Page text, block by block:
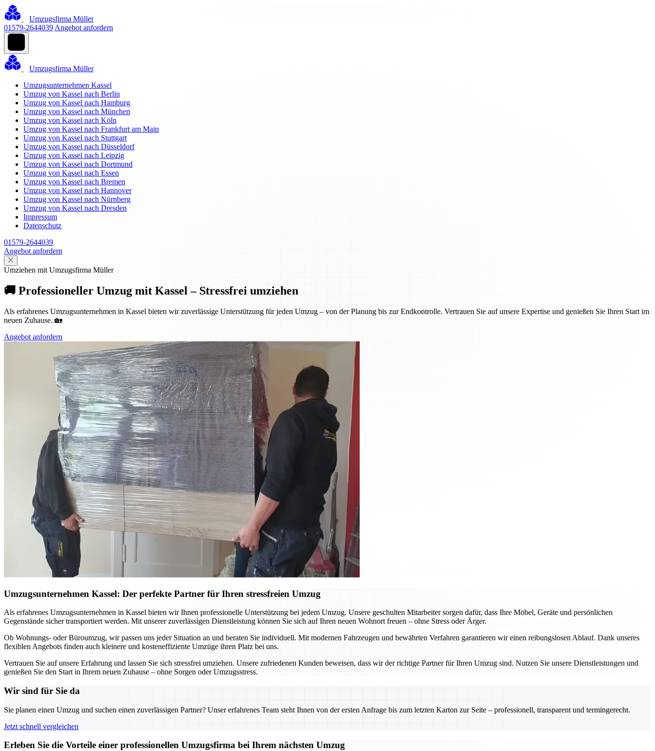
Umzugsfirma Müller
01579-2644039 Angebot anfordern
Umzugsfirma Müller
Umzugsunternehmen Kassel
Umzug von Kassel nach Berlin
Umzug von Kassel nach Hamburg
Umzug von Kassel nach München
Umzug von Kassel nach Köln
Umzug von Kassel nach Frankfurt am Main
Umzug von Kassel nach Stuttgart
Umzug von Kassel nach Düsseldorf
Umzug von Kassel nach Leipzig
Umzug von Kassel nach Dortmund
Umzug von Kassel nach Essen
Umzug von Kassel nach Bremen
Umzug von Kassel nach Hannover
Umzug von Kassel nach Nürnberg
Umzug von Kassel nach Dresden
Impressum
Datenschutz
01579-2644039
Angebot anfordern
Umziehen mit Umzugsfirma Müller
🚚 Professioneller Umzug mit Kassel – Stressfrei umziehen
Als erfahrenes Umzugsunternehmen in Kassel bieten wir zuverlässige Unterstützung für jeden Umzug – von der Planung bis zur Endkontrolle. Vertrauen Sie auf unsere Expertise und genießen Sie Ihren Start im
neuen Zuhause. 🏡
Angebot anfordern
Umzugsunternehmen Kassel: Der perfekte Partner für Ihren stressfreien Umzug
Als erfahrenes Umzugsunternehmen in Kassel bieten wir Ihnen professionelle Unterstützung bei jedem Umzug. Unsere geschulten Mitarbeiter sorgen dafür, dass Ihre Möbel, Geräte und persönlichen
Gegenstände sicher transportiert werden. Mit unserer zuverlässigen Dienstleistung können Sie sich auf Ihren neuen Wohnort freuen – ohne Stress oder Ärger.
Ob Wohnungs- oder Büroumzug, wir passen uns jeder Situation an und beraten Sie individuell. Mit modernen Fahrzeugen und bewährten Verfahren garantieren wir einen reibungslosen Ablauf. Dank unseres
flexiblen Angebots finden auch kleinere und kosteneffiziente Umzüge ihren Platz bei uns.
Vertrauen Sie auf unsere Erfahrung und lassen Sie sich stressfrei umziehen. Unsere zufriedenen Kunden beweisen, dass wir der richtige Partner für Ihren Umzug sind. Nutzen Sie unsere Dienstleistungen und
genießen Sie den Start in Ihrem neuen Zuhause – ohne Sorgen oder Umzugsstress.
Wir sind für Sie da
Sie planen einen Umzug und suchen einen zuverlässigen Partner? Unser erfahrenes Team steht Ihnen von der ersten Anfrage bis zum letzten Karton zur Seite – professionell, transparent und termingerecht.
Jetzt schnell vergleichen
Erleben Sie die Vorteile einer professionellen Umzugsfirma bei Ihrem nächsten Umzug